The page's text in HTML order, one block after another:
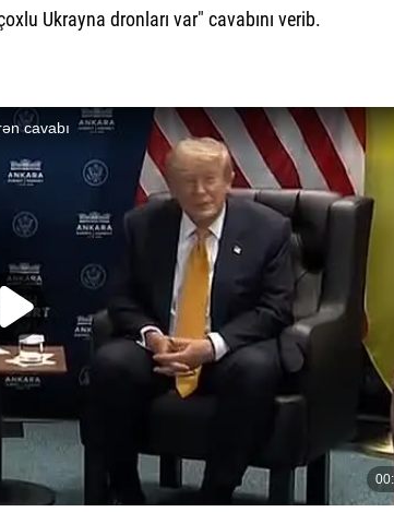
Ukrayna dronları var" cavabını verib.